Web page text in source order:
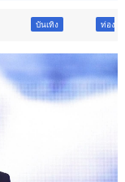
ท่องเที่ยว ข่าวเด่น